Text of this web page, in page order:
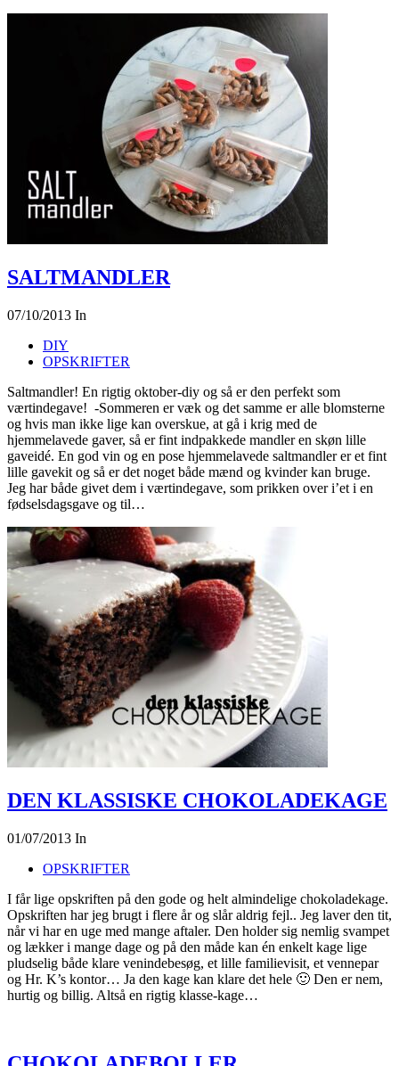
SALTMANDLER
07/10/2013 In
DIY
OPSKRIFTER
Saltmandler! En rigtig oktober-diy og så er den perfekt som
værtindegave! -Sommeren er væk og det samme er alle blomsterne
og hvis man ikke lige kan overskue, at gå i krig med de
hjemmelavede gaver, så er fint indpakkede mandler en skøn lille
gaveidé. En god vin og en pose hjemmelavede saltmandler er et fint
lille gavekit og så er det noget både mænd og kvinder kan bruge.
Jeg har både givet dem i værtindegave, som prikken over i’et i en
fødselsdagsgave og til…
DEN KLASSISKE CHOKOLADEKAGE
01/07/2013 In
OPSKRIFTER
I får lige opskriften på den gode og helt almindelige chokoladekage.
Opskriften har jeg brugt i flere år og slår aldrig fejl.. Jeg laver den tit,
når vi har en uge med mange aftaler. Den holder sig nemlig svampet
og lækker i mange dage og på den måde kan én enkelt kage lige
pludselig både klare venindebesøg, et lille familievisit, et vennepar
og Hr. K’s kontor… Ja den kage kan klare det hele 🙂 Den er nem,
hurtig og billig. Altså en rigtig klasse-kage…